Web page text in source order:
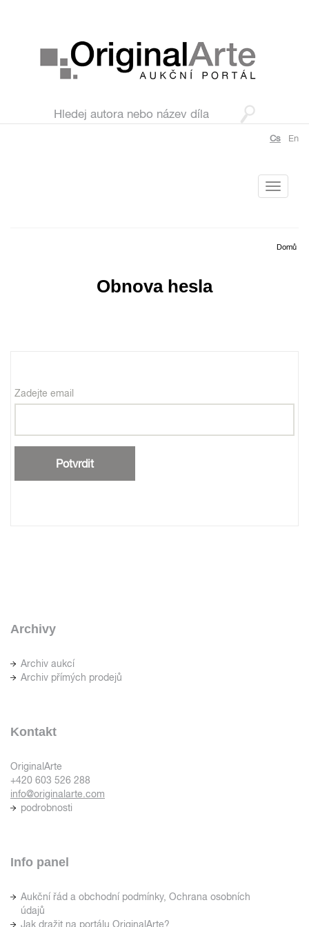
Cs En
Toggle
Domů
Obnova hesla
Zadejte email
Archivy
Archiv aukcí
Archiv přímých prodejů
Kontakt
OriginalArte
+420 603 526 288
info@originalarte.com
podrobnosti
Info panel
Aukční řád a obchodní podmínky, Ochrana osobních
údajů
Jak dražit na portálu OriginalArte?